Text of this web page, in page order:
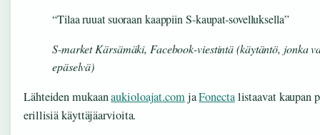
“Tilaa ruuat suoraan kaappiin S-kaupat-sovelluksella”
S-market Kärsämäki, Facebook-viestintä (käytäntö, jonka
epäselvä)
Lähteiden mukaanaukioloajat.comjaFonectalistaavat kaupan
erillisiä käyttäjäarvioita.